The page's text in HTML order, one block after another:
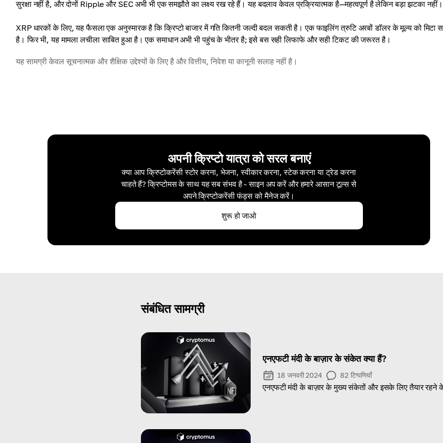
सुरक्षा नहीं है, और दोनों Ripple और SEC अभी भी एक समझौते का लक्ष्य रख रहे हैं। यह बदलाव केवल प्रक्रियात्मक है—महत्वपूर्ण है लेकिन बड़ा झटका नहीं।
XRP धारकों के लिए, यह फैसला एक अनुस्मारक है कि क्रिप्टो बाजार में गति कितनी जल्दी बदल सकती है। एक फाइलिंग त्रुटि अरबों डॉलर के मूल्य को मिटा
है। फिर भी, यह मामला लचीला साबित हुआ है। एक समाधान अभी भी पहुंच के भीतर है; इसे बस सही लिफाफे और सही टिकट की जरूरत है।
यह सामग्री केवल सूचनात्मक और शैक्षिक उद्देश्यों के लिए है और वित्तीय, निवेश या कानूनी सलाह नहीं है।
अपनी क्रिप्टो यात्रा को सरल बनाएं
क्या आप क्रिप्टोकरेंसी स्टोर करना, भेजना, स्वीकार करना, स्टेक करना या ट्रेड करना
चाहते हैं? क्रिप्टोमस के साथ यह सब संभव है - साइन अप करें और हमारे आसान टूल्स से
अपने क्रिप्टोकरेंसी फंड्स को मैनेज करें।
शुरू हो जाओ
संबंधित सामग्री
एनएफटी मंदी के बाज़ार के संकेत क्या हैं?
18 जनवरी 2024 82 टिप्पणियाँ
एनएफटी मंदी के बाज़ार के मुख्य संकेतों और इसके लिए तैयार रहने